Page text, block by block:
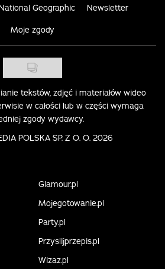
Geographic Newsletter
Moje zgody
tekstów, zdjęć i materiałów wideo
w całości lub w części wymaga
zgody wydawcy.
POLSKA SP. Z O. O. 2026
Glamour.pl
Mojegotowanie.pl
Party.pl
Przyslijprzepis.pl
Wizaz.pl